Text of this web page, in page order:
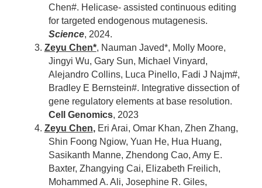
Chen#. Helicase- assisted continuous editing
for targeted endogenous mutagenesis.
Science, 2024.
3. Zeyu Chen*, Nauman Javed*, Molly Moore,
Jingyi Wu, Gary Sun, Michael Vinyard,
Alejandro Collins, Luca Pinello, Fadi J Najm#,
Bradley E Bernstein#. Integrative dissection of
gene regulatory elements at base resolution.
Cell Genomics, 2023
4. Zeyu Chen,Eri Arai, Omar Khan, Zhen Zhang,
Shin Foong Ngiow, Yuan He, Hua Huang,
Sasikanth Manne, Zhendong Cao, Amy E.
Baxter, Zhangying Cai, Elizabeth Freilich,
Mohammed A. Ali, Josephine R. Giles,